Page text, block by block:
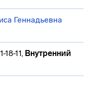
Геннадьевна
11, Внутренний